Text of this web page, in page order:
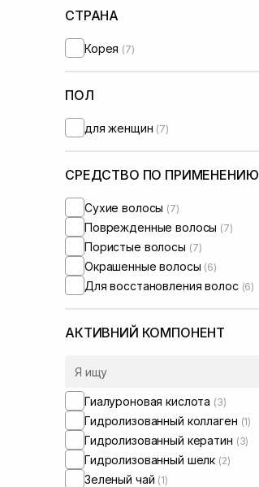
СТРАНА
Корея (7)
ПОЛ
для женщин (7)
СРЕДСТВО ПО ПРИМЕНЕНИЮ
Сухие волосы (7)
Поврежденные волосы (7)
Пористые волосы (7)
Окрашенные волосы (6)
Для восстановления волос (6)
АКТИВНИЙ КОМПОНЕНТ
Гиалуроновая кислота (3)
Гидролизованный коллаген (1)
Гидролизованный кератин (3)
Гидролизованный шелк (2)
Зеленый чай (1)